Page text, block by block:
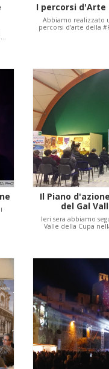
I percorsi d'Arte
Abbiamo realizzato
percorsi d'arte della
Il Piano
del Gal
Ieri sera abbiamo
Valle della Cupa​